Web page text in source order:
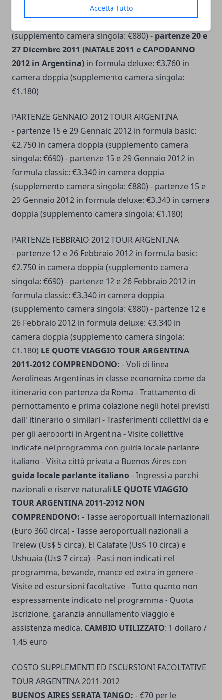
Accetta Tutto
(NATALE 2011 e CAPODANNO 2012 in Argentina)
formula classic: €3.370 in camera doppia
(supplemento camera singola: €880) - partenze 20 e
27 Dicembre 2011 (NATALE 2011 e CAPODANNO
2012 in Argentina) in formula deluxe: €3.760 in
camera doppia (supplemento camera singola:
€1.180)
PARTENZE GENNAIO 2012 TOUR ARGENTINA
- partenze 15 e 29 Gennaio 2012 in formula basic:
€2.750 in camera doppia (supplemento camera
singola: €690) - partenze 15 e 29 Gennaio 2012 in
formula classic: €3.340 in camera doppia
(supplemento camera singola: €880) - partenze 15 e
29 Gennaio 2012 in formula deluxe: €3.340 in camera
doppia (supplemento camera singola: €1.180)
PARTENZE FEBBRAIO 2012 TOUR ARGENTINA
- partenze 12 e 26 Febbraio 2012 in formula basic:
€2.750 in camera doppia (supplemento camera
singola: €690) - partenze 12 e 26 Febbraio 2012 in
formula classic: €3.340 in camera doppia
(supplemento camera singola: €880) - partenze 12 e
26 Febbraio 2012 in formula deluxe: €3.340 in
camera doppia (supplemento camera singola:
€1.180) LE QUOTE VIAGGIO TOUR ARGENTINA
2011-2012 COMPRENDONO: - Voli di linea
Aerolineas Argentinas in classe economica come da
itinerario con partenza da Roma - Trattamento di
pernottamento e prima colazione negli hotel previsti
dall' itinerario o similari - Trasferimenti collettivi da e
per gli aeroporti in Argentina - Visite collettive
indicate nel programma con guida locale parlante
italiano - Visita città privata a Buenos Aires con
guida locale parlante italiano - Ingressi a parchi
nazionali e riserve naturali LE QUOTE VIAGGIO
TOUR ARGENTINA 2011-2012 NON
COMPRENDONO: - Tasse aeroportuali internazionali
(Euro 360 circa) - Tasse aeroportuali nazionali a
Trelew (Us$ 5 circa), El Calafate (Us$ 10 circa) e
Ushuaia (Us$ 7 circa) - Pasti non indicati nel
programma, bevande, mance ed extra in genere -
Visite ed escursioni facoltative - Tutto quanto non
espressamente indicato nel programma - Quota
Iscrizione, garanzia annullamento viaggio e
assistenza medica. CAMBIO UTILIZZATO: 1 dollaro /
1,45 euro
COSTO SUPPLEMENTI ED ESCURSIONI FACOLTATIVE
TOUR ARGENTINA 2011-2012
BUENOS AIRES SERATA TANGO: - €70 per le